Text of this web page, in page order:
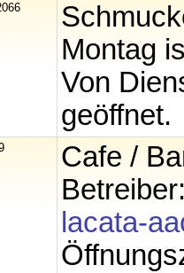
Montag
Von
geöffnet.
Cafe /
lacata-